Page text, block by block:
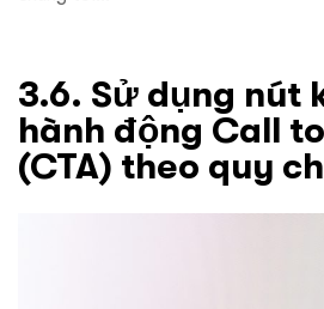
3.6. Sử dụng nút
hành động Call
(CTA) theo quy